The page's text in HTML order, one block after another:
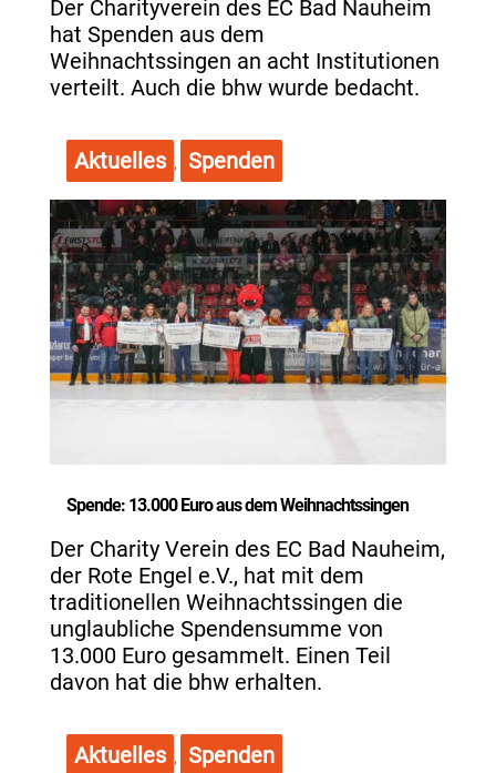
Der Charityverein des EC Bad Nauheim
hat Spenden aus dem
Weihnachtssingen an acht Institutionen
verteilt. Auch die bhw wurde bedacht.
Aktuelles , Spenden
Spende: 13.000 Euro aus dem Weihnachtssingen
Der Charity Verein des EC Bad Nauheim,
der Rote Engel e.V., hat mit dem
traditionellen Weihnachtssingen die
unglaubliche Spendensumme von
13.000 Euro gesammelt. Einen Teil
davon hat die bhw erhalten.
Aktuelles , Spenden